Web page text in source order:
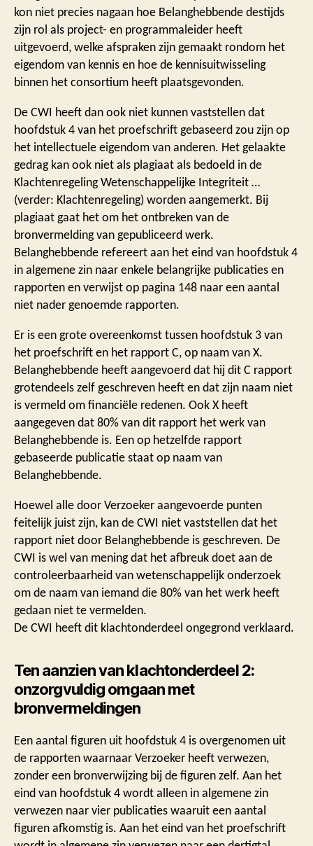
kon niet precies nagaan hoe Belanghebbende destijds
zijn rol als project- en programmaleider heeft
uitgevoerd, welke afspraken zijn gemaakt rondom het
eigendom van kennis en hoe de kennisuitwisseling
binnen het consortium heeft plaatsgevonden.
De CWI heeft dan ook niet kunnen vaststellen dat
hoofdstuk 4 van het proefschrift gebaseerd zou zijn op
het intellectuele eigendom van anderen. Het gelaakte
gedrag kan ook niet als plagiaat als bedoeld in de
Klachtenregeling Wetenschappelijke Integriteit …
(verder: Klachtenregeling) worden aangemerkt. Bij
plagiaat gaat het om het ontbreken van de
bronvermelding van gepubliceerd werk.
Belanghebbende refereert aan het eind van hoofdstuk 4
in algemene zin naar enkele belangrijke publicaties en
rapporten en verwijst op pagina 148 naar een aantal
niet nader genoemde rapporten.
Er is een grote overeenkomst tussen hoofdstuk 3 van
het proefschrift en het rapport C, op naam van X.
Belanghebbende heeft aangevoerd dat hij dit C rapport
grotendeels zelf geschreven heeft en dat zijn naam niet
is vermeld om financiële redenen. Ook X heeft
aangegeven dat 80% van dit rapport het werk van
Belanghebbende is. Een op hetzelfde rapport
gebaseerde publicatie staat op naam van
Belanghebbende.
Hoewel alle door Verzoeker aangevoerde punten
feitelijk juist zijn, kan de CWI niet vaststellen dat het
rapport niet door Belanghebbende is geschreven. De
CWI is wel van mening dat het afbreuk doet aan de
controleerbaarheid van wetenschappelijk onderzoek
om de naam van iemand die 80% van het werk heeft
gedaan niet te vermelden.
De CWI heeft dit klachtonderdeel ongegrond verklaard.
Ten aanzien van klachtonderdeel 2:
onzorgvuldig omgaan met
bronvermeldingen
Een aantal figuren uit hoofdstuk 4 is overgenomen uit
de rapporten waarnaar Verzoeker heeft verwezen,
zonder een bronverwijzing bij de figuren zelf. Aan het
eind van hoofdstuk 4 wordt alleen in algemene zin
verwezen naar vier publicaties waaruit een aantal
figuren afkomstig is. Aan het eind van het proefschrift